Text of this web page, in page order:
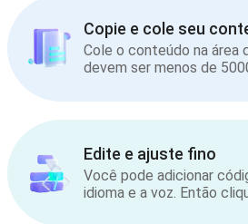
Copie e cole seu
Cole o conteúdo na
devem ser menos de
Edite e ajuste fino
Você pode adicionar
idioma e a voz. Então